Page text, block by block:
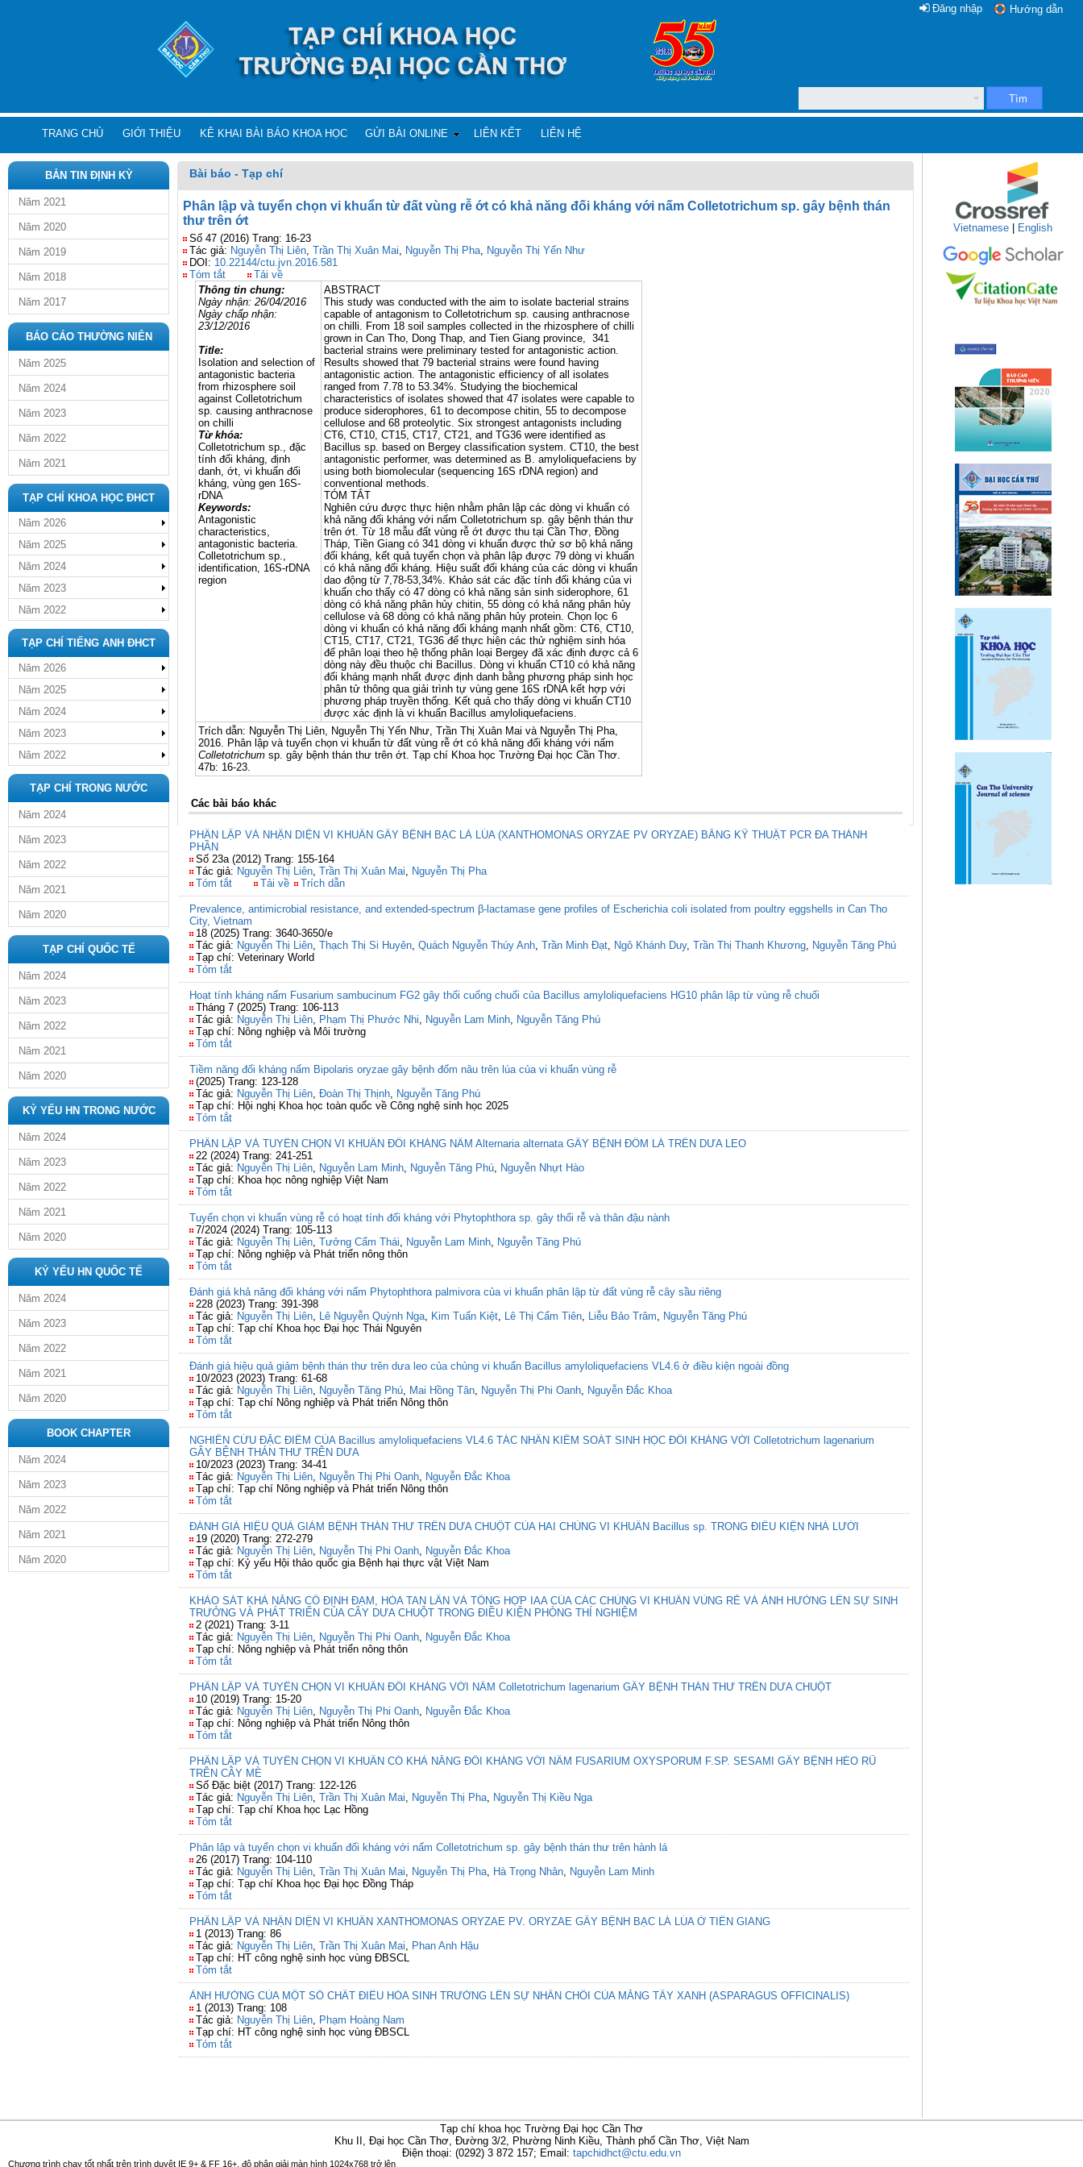
Hướng dẫn
Đăng nhập
Tìm
TRANG CHỦ GIỚI THIỆU KÊ KHAI BÀI BÁO KHOA HỌC GỬI BÀI ONLINE LIÊN KẾT LIÊN HỆ
BẢN TIN ĐỊNH KỲ
Năm 2021
Năm 2020
Năm 2019
Năm 2018
Năm 2017
BÁO CÁO THƯỜNG NIÊN
Năm 2025
Năm 2024
Năm 2023
Năm 2022
Năm 2021
TẠP CHÍ KHOA HỌC ĐHCT
Năm 2026
Năm 2025
Năm 2024
Năm 2023
Năm 2022
TẠP CHÍ TIẾNG ANH ĐHCT
Năm 2026
Năm 2025
Năm 2024
Năm 2023
Năm 2022
TẠP CHÍ TRONG NƯỚC
Năm 2024
Năm 2023
Năm 2022
Năm 2021
Năm 2020
TẠP CHÍ QUỐC TẾ
Năm 2024
Năm 2023
Năm 2022
Năm 2021
Năm 2020
KỶ YẾU HN TRONG NƯỚC
Năm 2024
Năm 2023
Năm 2022
Năm 2021
Năm 2020
KỶ YẾU HN QUỐC TẾ
Năm 2024
Năm 2023
Năm 2022
Năm 2021
Năm 2020
BOOK CHAPTER
Năm 2024
Năm 2023
Năm 2022
Năm 2021
Năm 2020
Bài báo - Tạp chí
Phân lập và tuyển chọn vi khuẩn từ đất vùng rễ ớt có khả năng đối kháng với nấm Colletotrichum sp. gây bệnh thán
thư trên ớt
Số 47 (2016) Trang: 16-23
Tác giả: Nguyễn Thị Liên, Trần Thị Xuân Mai, Nguyễn Thị Pha, Nguyễn Thị Yến Như
DOI: 10.22144/ctu.jvn.2016.581
Tóm tắt
Tải về
Thông tin chung:
Ngày nhận: 26/04/2016
Ngày chấp nhận:
23/12/2016
Title:
Isolation and selection of
antagonistic bacteria
from rhizosphere soil
against Colletotrichum
sp. causing anthracnose
on chilli
Từ khóa:
Colletotrichum sp., đặc
tính đối kháng, định
danh, ớt, vi khuẩn đối
kháng, vùng gen 16S-
rDNA
Keywords:
Antagonistic
characteristics,
antagonistic bacteria.
Colletotrichum sp.,
identification, 16S-rDNA
region
ABSTRACT
This study was conducted with the aim to isolate bacterial strains
capable of antagonism to Colletotrichum sp. causing anthracnose
on chilli. From 18 soil samples collected in the rhizosphere of chilli
grown in Can Tho, Dong Thap, and Tien Giang province, 341
bacterial strains were preliminary tested for antagonistic action.
Results showed that 79 bacterial strains were found having
antagonistic action. The antagonistic efficiency of all isolates
ranged from 7.78 to 53.34%. Studying the biochemical
characteristics of isolates showed that 47 isolates were capable to
produce siderophores, 61 to decompose chitin, 55 to decompose
cellulose and 68 proteolytic. Six strongest antagonists including
CT6, CT10, CT15, CT17, CT21, and TG36 were identified as
Bacillus sp. based on Bergey classification system. CT10, the best
antagonistic performer, was determined as B. amyloliquefaciens by
using both biomolecular (sequencing 16S rDNA region) and
conventional methods.
TÓM TẮT
Nghiên cứu được thực hiện nhằm phân lập các dòng vi khuẩn có
khả năng đối kháng với nấm Colletotrichum sp. gây bệnh thán thư
trên ớt. Từ 18 mẫu đất vùng rễ ớt được thu tại Cần Thơ, Đồng
Tháp, Tiền Giang có 341 dòng vi khuẩn được thử sơ bộ khả năng
đối kháng, kết quả tuyển chọn và phân lập được 79 dòng vi khuẩn
có khả năng đối kháng. Hiệu suất đối kháng của các dòng vi khuẩn
dao động từ 7,78-53,34%. Khảo sát các đặc tính đối kháng của vi
khuẩn cho thấy có 47 dòng có khả năng sản sinh siderophore, 61
dòng có khả năng phân hủy chitin, 55 dòng có khả năng phân hủy
cellulose và 68 dòng có khả năng phân hủy protein. Chọn lọc 6
dòng vi khuẩn có khả năng đối kháng mạnh nhất gồm: CT6, CT10,
CT15, CT17, CT21, TG36 để thực hiện các thử nghiệm sinh hóa
để phân loại theo hệ thống phân loại Bergey đã xác định được cả 6
dòng này đều thuộc chi Bacillus. Dòng vi khuẩn CT10 có khả năng
đối kháng mạnh nhất được định danh bằng phương pháp sinh học
phân tử thông qua giải trình tự vùng gene 16S rDNA kết hợp với
phương pháp truyền thống. Kết quả cho thấy dòng vi khuẩn CT10
được xác định là vi khuẩn Bacillus amyloliquefaciens.
Trích dẫn: Nguyễn Thị Liên, Nguyễn Thị Yến Như, Trần Thị Xuân Mai và Nguyễn Thị Pha,
2016. Phân lập và tuyển chọn vi khuẩn từ đất vùng rễ ớt có khả năng đối kháng với nấm
Colletotrichum sp. gây bệnh thán thư trên ớt. Tạp chí Khoa học Trường Đại học Cần Thơ.
47b: 16-23.
Các bài báo khác
PHÂN LẬP VÀ NHẬN DIỆN VI KHUẨN GÂY BỆNH BẠC LÁ LÚA (XANTHOMONAS ORYZAE PV ORYZAE) BẰNG KỸ THUẬT PCR ĐA THÀNH
PHẦN
Số 23a (2012) Trang: 155-164
Tác giả: Nguyễn Thị Liên, Trần Thị Xuân Mai, Nguyễn Thị Pha
Tóm tắt
Tải về Trích dẫn
Prevalence, antimicrobial resistance, and extended-spectrum β-lactamase gene profiles of Escherichia coli isolated from poultry eggshells in Can Tho
City, Vietnam
18 (2025) Trang: 3640-3650/e
Tác giả: Nguyễn Thị Liên, Thạch Thị Si Huyên, Quách Nguyễn Thúy Anh, Trần Minh Đạt, Ngô Khánh Duy, Trần Thị Thanh Khương, Nguyễn Tăng Phú
Tạp chí: Veterinary World
Tóm tắt
Hoạt tính kháng nấm Fusarium sambucinum FG2 gây thối cuống chuối của Bacillus amyloliquefaciens HG10 phân lập từ vùng rễ chuối
Tháng 7 (2025) Trang: 106-113
Tác giả: Nguyễn Thị Liên, Phạm Thị Phước Nhi, Nguyễn Lam Minh, Nguyễn Tăng Phú
Tạp chí: Nông nghiệp và Môi trường
Tóm tắt
Tiềm năng đối kháng nấm Bipolaris oryzae gây bệnh đốm nâu trên lúa của vi khuẩn vùng rễ
(2025) Trang: 123-128
Tác giả: Nguyễn Thị Liên, Đoàn Thị Thịnh, Nguyễn Tăng Phú
Tạp chí: Hội nghị Khoa học toàn quốc về Công nghệ sinh học 2025
Tóm tắt
PHÂN LẬP VÀ TUYỂN CHỌN VI KHUẨN ĐỐI KHÁNG NẤM Alternaria alternata GÂY BỆNH ĐỐM LÁ TRÊN DƯA LEO
22 (2024) Trang: 241-251
Tác giả: Nguyễn Thị Liên, Nguyễn Lam Minh, Nguyễn Tăng Phú, Nguyễn Nhựt Hào
Tạp chí: Khoa học nông nghiệp Việt Nam
Tóm tắt
Tuyển chọn vi khuẩn vùng rễ có hoạt tính đối kháng với Phytophthora sp. gây thối rễ và thân đậu nành
7/2024 (2024) Trang: 105-113
Tác giả: Nguyễn Thị Liên, Tưởng Cẩm Thái, Nguyễn Lam Minh, Nguyễn Tăng Phú
Tạp chí: Nông nghiệp và Phát triển nông thôn
Tóm tắt
Đánh giá khả năng đối kháng với nấm Phytophthora palmivora của vi khuẩn phân lập từ đất vùng rễ cây sầu riêng
228 (2023) Trang: 391-398
Tác giả: Nguyễn Thị Liên, Lê Nguyễn Quỳnh Nga, Kim Tuấn Kiệt, Lê Thị Cẩm Tiên, Liễu Bảo Trâm, Nguyễn Tăng Phú
Tạp chí: Tạp chí Khoa học Đại học Thái Nguyên
Tóm tắt
Đánh giá hiệu quả giảm bệnh thán thư trên dưa leo của chủng vi khuẩn Bacillus amyloliquefaciens VL4.6 ở điều kiện ngoài đồng
10/2023 (2023) Trang: 61-68
Tác giả: Nguyễn Thị Liên, Nguyễn Tăng Phú, Mai Hồng Tân, Nguyễn Thị Phi Oanh, Nguyễn Đắc Khoa
Tạp chí: Tạp chí Nông nghiệp và Phát triển Nông thôn
Tóm tắt
NGHIÊN CỨU ĐẶC ĐIỂM CỦA Bacillus amyloliquefaciens VL4.6 TÁC NHÂN KIỂM SOÁT SINH HỌC ĐỐI KHÁNG VỚI Colletotrichum lagenarium
GÂY BỆNH THÁN THƯ TRÊN DƯA
10/2023 (2023) Trang: 34-41
Tác giả: Nguyễn Thị Liên, Nguyễn Thị Phi Oanh, Nguyễn Đắc Khoa
Tạp chí: Tạp chí Nông nghiệp và Phát triển Nông thôn
Tóm tắt
ĐÁNH GIÁ HIỆU QUẢ GIẢM BỆNH THÁN THƯ TRÊN DƯA CHUỘT CỦA HAI CHỦNG VI KHUẨN Bacillus sp. TRONG ĐIỀU KIỆN NHÀ LƯỚI
19 (2020) Trang: 272-279
Tác giả: Nguyễn Thị Liên, Nguyễn Thị Phi Oanh, Nguyễn Đắc Khoa
Tạp chí: Kỷ yếu Hội thảo quốc gia Bệnh hại thực vật Việt Nam
Tóm tắt
KHẢO SÁT KHẢ NĂNG CỐ ĐỊNH ĐẠM, HÒA TAN LÂN VÀ TỔNG HỢP IAA CỦA CÁC CHỦNG VI KHUẨN VÙNG RỄ VÀ ẢNH HƯỞNG LÊN SỰ SINH
TRƯỞNG VÀ PHÁT TRIỂN CỦA CÂY DƯA CHUỘT TRONG ĐIỀU KIỆN PHÒNG THÍ NGHIỆM
2 (2021) Trang: 3-11
Tác giả: Nguyễn Thị Liên, Nguyễn Thị Phi Oanh, Nguyễn Đắc Khoa
Tạp chí: Nông nghiệp và Phát triển nông thôn
Tóm tắt
PHÂN LẬP VÀ TUYỂN CHỌN VI KHUẨN ĐỐI KHÁNG VỚI NẤM Colletotrichum lagenarium GÂY BỆNH THÁN THƯ TRÊN DƯA CHUỘT
10 (2019) Trang: 15-20
Tác giả: Nguyễn Thị Liên, Nguyễn Thị Phi Oanh, Nguyễn Đắc Khoa
Tạp chí: Nông nghiệp và Phát triển Nông thôn
Tóm tắt
PHÂN LẬP VÀ TUYỂN CHỌN VI KHUẨN CÓ KHẢ NĂNG ĐỐI KHÁNG VỚI NẤM FUSARIUM OXYSPORUM F.SP. SESAMI GÂY BỆNH HÉO RŨ
TRÊN CÂY MÈ
Số Đặc biệt (2017) Trang: 122-126
Tác giả: Nguyễn Thị Liên, Trần Thị Xuân Mai, Nguyễn Thị Pha, Nguyễn Thị Kiều Nga
Tạp chí: Tạp chí Khoa học Lạc Hồng
Tóm tắt
Phân lập và tuyển chọn vi khuẩn đối kháng với nấm Colletotrichum sp. gây bệnh thán thư trên hành lá
26 (2017) Trang: 104-110
Tác giả: Nguyễn Thị Liên, Trần Thị Xuân Mai, Nguyễn Thị Pha, Hà Trọng Nhân, Nguyễn Lam Minh
Tạp chí: Tạp chí Khoa học Đại học Đồng Tháp
Tóm tắt
PHÂN LẬP VÀ NHẬN DIỆN VI KHUẨN XANTHOMONAS ORYZAE PV. ORYZAE GÂY BỆNH BẠC LÁ LÚA Ở TIỀN GIANG
1 (2013) Trang: 86
Tác giả: Nguyễn Thị Liên, Trần Thị Xuân Mai, Phan Anh Hậu
Tạp chí: HT công nghệ sinh học vùng ĐBSCL
Tóm tắt
ẢNH HƯỞNG CỦA MỘT SỐ CHẤT ĐIỀU HÒA SINH TRƯỞNG LÊN SỰ NHÂN CHỒI CỦA MĂNG TÂY XANH (ASPARAGUS OFFICINALIS)
1 (2013) Trang: 108
Tác giả: Nguyễn Thị Liên, Phạm Hoàng Nam
Tạp chí: HT công nghệ sinh học vùng ĐBSCL
Tóm tắt
Vietnamese English
Tạp chí khoa học Trường Đại học Cần Thơ
Khu II, Đại học Cần Thơ, Đường 3/2, Phường Ninh Kiều, Thành phố Cần Thơ, Việt Nam
Điện thoại: (0292) 3 872 157; Email: tapchidhct@ctu.edu.vn
Chương trình chạy tốt nhất trên trình duyệt IE 9+ & FF 16+, độ phân giải màn hình 1024x768 trở lên